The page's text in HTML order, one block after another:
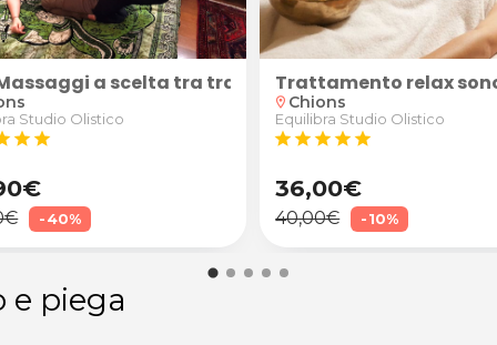
Massaggi a scelta tra tradizionale Thailandese o
Studio Olistico
star star
-40%
Trattamento relax
location_on Chions
Equilibra Studio Olistico
star star star star star
36,00€
40,00€ -10%
e piega